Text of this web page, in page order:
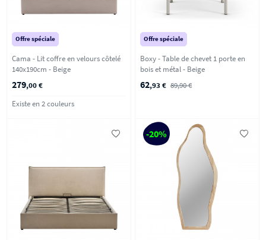
Offre spéciale
Cama - Lit coffre en velours côtelé
140x190cm - Beige
279,00 €
Existe en 2 couleurs
Offre spéciale
Boxy - Table de chevet 1 porte en
bois et métal - Beige
62,93 € 89,90 €
-20%